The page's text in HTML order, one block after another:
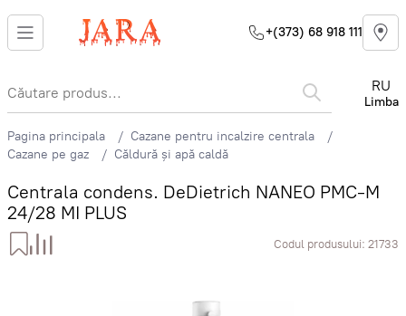
+(373) 68 918 111
RU
Limba
Pagina principala
Cazane pentru incalzire centrala
Cazane pe gaz
Căldură și apă caldă
Centrala condens. DeDietrich NANEO PMC-M
24/28 MI PLUS
Codul produsului: 21733